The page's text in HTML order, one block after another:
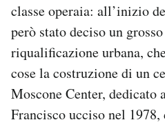
classe operaia: all’inizio
però stato deciso un
riqualificazione urbana,
cose la costruzione di un
Moscone Center, dedicato
Francisco ucciso nel 1978,